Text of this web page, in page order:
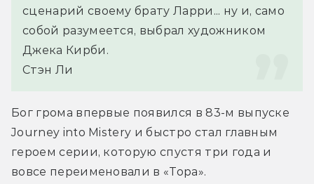
сценарий своему брату Ларри... ну и, само
собой разумеется, выбрал художником
Джека Кирби.
Стэн Ли
Бог грома впервые появился в 83-м выпуске
Journey into Mistery и быстро стал главным
героем серии, которую спустя три года и
вовсе переименовали в «Тора».